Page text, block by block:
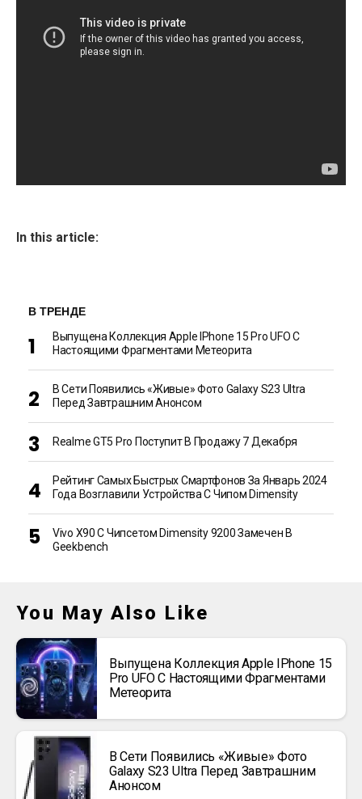
In this article:
В ТРЕНДЕ
Выпущена Коллекция Apple IPhone 15 Pro UFO С
Настоящими Фрагментами Метеорита
В Сети Появились «живые» Фото Galaxy S23 Ultra
Перед Завтрашним Анонсом
Realme GT5 Pro Поступит В Продажу 7 Декабря
Рейтинг Самых Быстрых Смартфонов За Январь 2024
Года Возглавили Устройства С Чипом Dimensity
Vivo X90 С Чипсетом Dimensity 9200 Замечен В
Geekbench
You May Also Like
Выпущена Коллекция Apple IPhone 15
Pro UFO С Настоящими Фрагментами
Метеорита
В Сети Появились «живые» Фото
Galaxy S23 Ultra Перед Завтрашним
Анонсом